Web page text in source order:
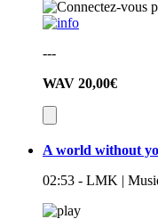
---
WAV 20,00€
A world without
02:53 - LMK |